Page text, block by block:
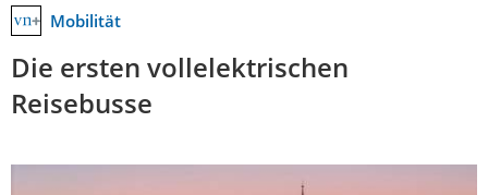
Mobilität
Die ersten vollelektrischen
Reisebusse